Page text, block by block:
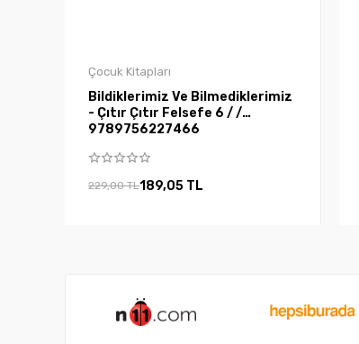
Çocuk Kitapları
Bildiklerimiz Ve Bilmediklerimiz
- Çıtır Çıtır Felsefe 6 / /
9789756227466
229,00 TL189,05 TL